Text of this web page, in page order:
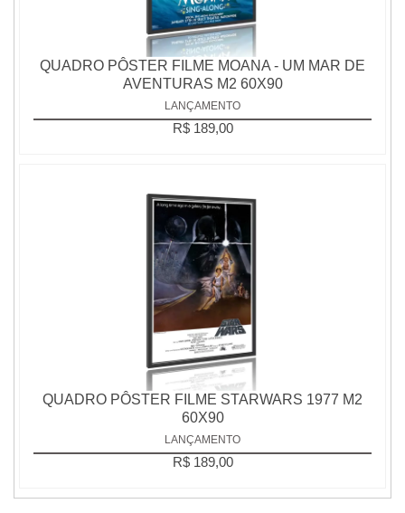
QUADRO PÔSTER FILME MOANA - UM MAR DE
AVENTURAS M2 60X90
LANÇAMENTO
R$ 189,00
QUADRO PÔSTER FILME STARWARS 1977 M2
60X90
LANÇAMENTO
R$ 189,00